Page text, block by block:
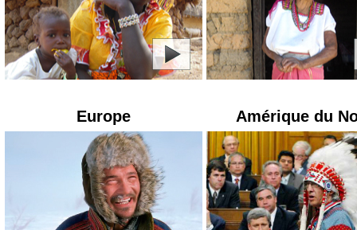
Europe Amérique du